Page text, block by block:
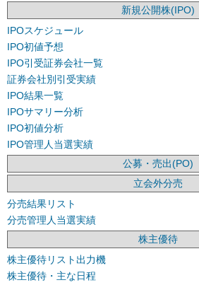
新規公開株(IPO)
IPOスケジュール
IPO初値予想
IPO引受証券会社一覧
証券会社別引受実績
IPO結果一覧
IPOサマリー分析
IPO初値分析
IPO管理人当選実績
公募・売出(PO)
立会外分売
分売結果リスト
分売管理人当選実績
株主優待
株主優待リスト出力機
株主優待・主な日程